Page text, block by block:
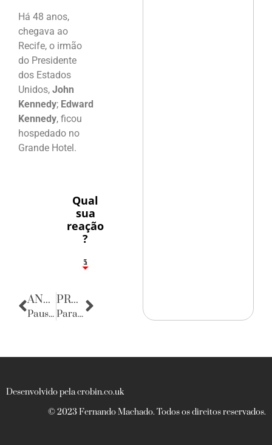
Há 48 anos,
chegava ao
Recife, o irmão
do Presidente
dos Estados
Unidos, John
Kennedy; Edward
Kennedy, ficou
hospedado no
Grande Hotel.
Qual
sua
reação
?
1
5
ANTERIOR
Pausa Poética
PRÓXIMA
Parabéns
Desenvolvido pela crobin.co.uk
© 2023 Fernando Machado. Todos os direitos reservados.